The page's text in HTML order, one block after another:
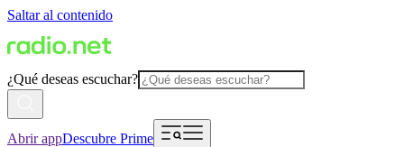
Saltar al contenido
¿Qué deseas escuchar?
Abrir appDescubre Prime